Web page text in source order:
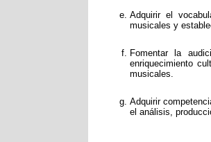
Adquirir el
musicales y
Fomentar la
enriquecimiento
musicales.
Adquirir
el análisis,